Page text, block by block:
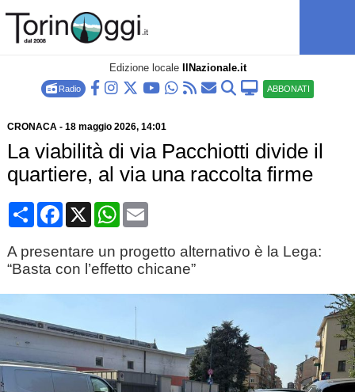
Edizione locale IlNazionale.it
Radio ABBONATI
CRONACA- 18 maggio 2026, 14:01
La viabilità di via Pacchiotti divide il
quartiere, al via una raccolta firme
CondividiFacebook
X WhatsApp
Email
A presentare un progetto alternativo è la Lega:
“Basta con l’effetto chicane”